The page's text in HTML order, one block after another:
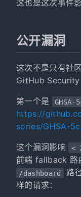
这也是这次事件
公开漏洞
这次不是只有社
GitHub Security
第一个是 GHSA-
https://
sories/GHSA-
这个漏洞影响 <
前端 fallback 路
/dashboard
路
样的请求：